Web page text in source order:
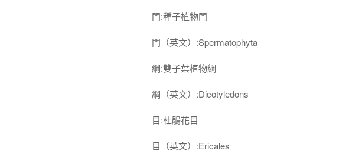
門:種子植物門
門（英文）:Spermatophyta
綱:雙子葉植物綱
綱（英文）:Dicotyledons
目:杜鵑花目
目（英文）:Ericales